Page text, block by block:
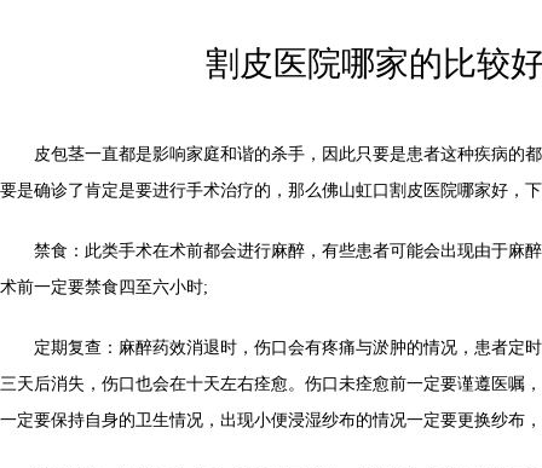
割皮医院哪家的比较
皮包茎一直都是影响家庭和谐的杀手，因此只要是患者这种疾病的
要是确诊了肯定是要进行手术治疗的，那么佛山虹口割皮医院哪家好，
禁食：此类手术在术前都会进行麻醉，有些患者可能会出现由于麻
术前一定要禁食四至六小时;
定期复查：麻醉药效消退时，伤口会有疼痛与淤肿的情况，患者定
三天后消失，伤口也会在十天左右痊愈。伤口未痊愈前一定要谨遵医嘱
一定要保持自身的卫生情况，出现小便浸湿纱布的情况一定要更换纱布